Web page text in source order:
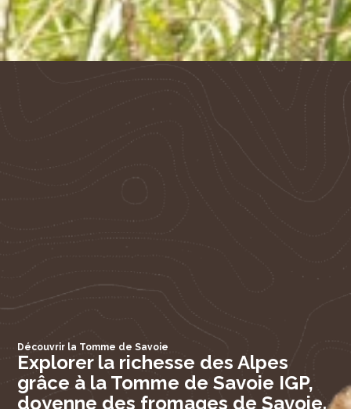
Découvrir la Tomme de Savoie
Explorer la richesse des Alpes
grâce à la Tomme de Savoie IGP,
doyenne des fromages de Savoie.